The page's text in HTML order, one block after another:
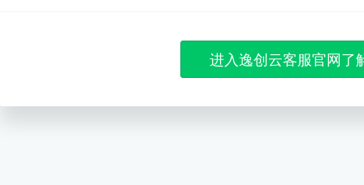
进入逸创云客服官网了